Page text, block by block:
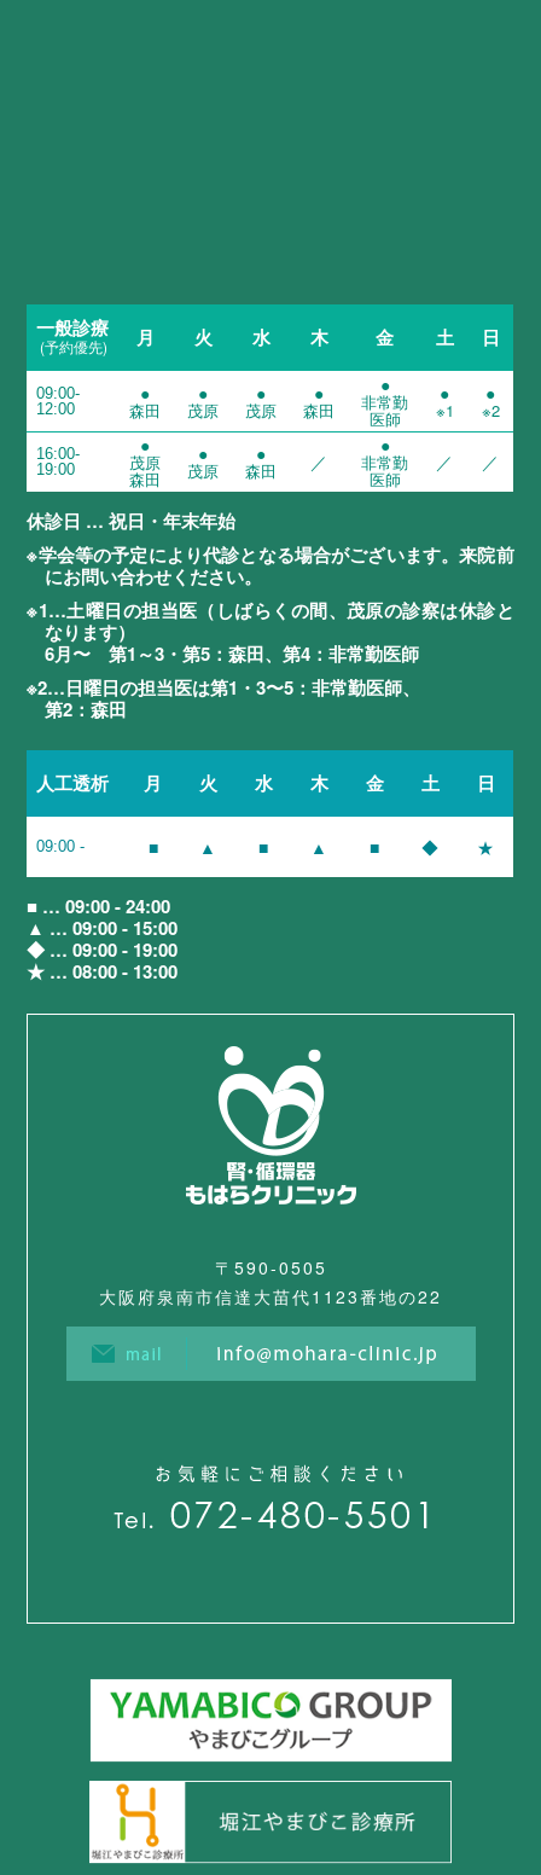
一般診療
(予約優先)
月 火 水 木 金 土 日
09:00-
12:00
●
森田
●
茂原
●
茂原
●
森田
●
非常勤
医師
●
※1
●
※2
16:00-
19:00
●
茂原
森田
●
茂原
●
森田 ／
●
非常勤
医師
／ ／
休診日 … 祝日・年末年始
※学会等の予定により代診となる場合がございます。来院前
にお問い合わせください。
※1…土曜日の担当医（しばらくの間、茂原の診察は休診と
なります）
6月〜 第1～3・第5：森田、第4：非常勤医師
※2…日曜日の担当医は第1・3〜5：非常勤医師、
第2：森田
人工透析 月 火 水 木 金 土 日
09:00 - ■ ▲ ■ ▲ ■ ◆ ★
■ … 09:00 - 24:00
▲ … 09:00 - 15:00
◆ … 09:00 - 19:00
★ … 08:00 - 13:00
〒590-0505
大阪府泉南市信達大苗代1123番地の22